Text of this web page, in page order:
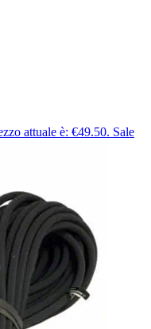
attuale è: €49.50. Sale